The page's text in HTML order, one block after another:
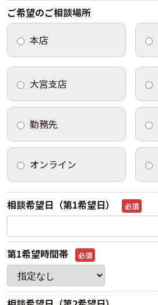
ご希望のご相談場所
本店
大宮支店
勤務先
オンライン
相談希望日（第1希望日） 必須
第1希望時間帯 必須